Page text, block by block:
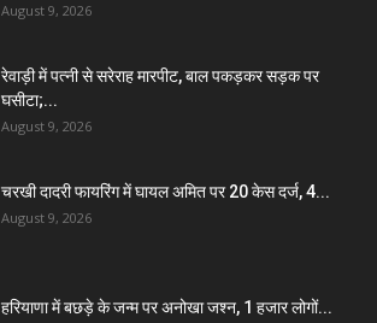
August 9, 2026
रेवाड़ी में पत्नी से सरेराह मारपीट, बाल पकड़कर सड़क पर
घसीटा;...
August 9, 2026
चरखी दादरी फायरिंग में घायल अमित पर 20 केस दर्ज, 4...
August 9, 2026
हरियाणा में बछड़े के जन्म पर अनोखा जश्न, 1 हजार लोगों...